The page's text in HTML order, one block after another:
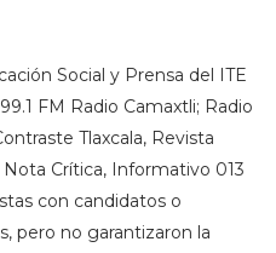
Social y Prensa del ITE
FM Radio Camaxtli; Radio
Tlaxcala, Revista
Nota Crítica, Informativo 013
con candidatos o
pero no garantizaron la